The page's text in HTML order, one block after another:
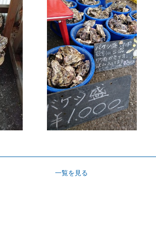
一覧を見る